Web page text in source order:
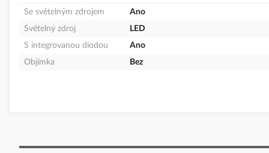
Se světelným zdrojem
Ano
Světelný zdroj
LED
S integrovanou diodou
Ano
Objímka
Bez